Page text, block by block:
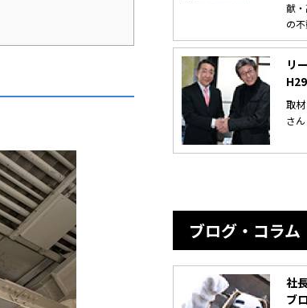
献
の
リ
取
さん
ブログ・コラム
社
ブ